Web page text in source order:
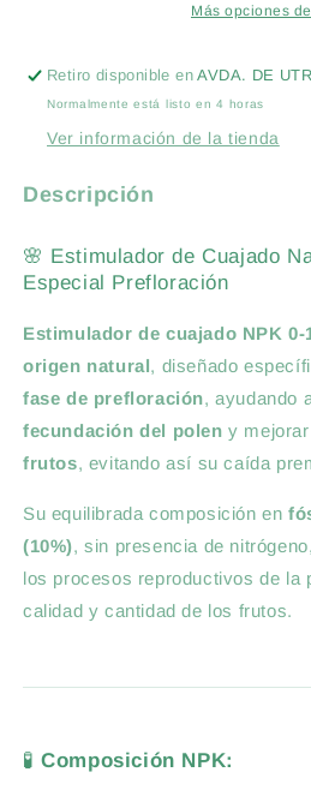
Más opciones
Retiro disponible enAVDA. DE
Normalmente está listo en 4 horas
Ver información de la tienda
Descripción
🌸 Estimulador de Cuajado
Especial Prefloración
Estimulador de cuajado NPK 0-
origen natural, diseñado
fase de prefloración, ayudando
fecundación del polen y
frutos, evitando así su caída
Su equilibrada composición en
(10%), sin presencia de
los procesos reproductivos de la
calidad y cantidad de los frutos.
🧪Composición NPK: